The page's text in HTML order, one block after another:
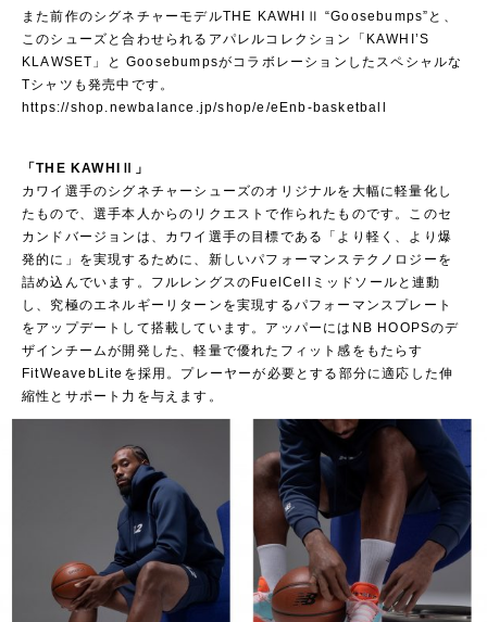
また前作のシグネチャーモデルTHE KAWHIⅡ “Goosebumps”と、
このシューズと合わせられるアパレルコレクション「KAWHI’S
KLAWSET」と Goosebumpsがコラボレーションしたスペシャルな
Tシャツも発売中です。
https://shop.newbalance.jp/shop/e/eEnb-basketball
「THE KAWHIⅡ」
カワイ選手のシグネチャーシューズのオリジナルを大幅に軽量化し
たもので、選手本人からのリクエストで作られたものです。このセ
カンドバージョンは、カワイ選手の目標である「より軽く、より爆
発的に」を実現するために、新しいパフォーマンステクノロジーを
詰め込んでいます。フルレングスのFuelCellミッドソールと連動
し、究極のエネルギーリターンを実現するパフォーマンスプレート
をアップデートして搭載しています。アッパーにはNB HOOPSのデ
ザインチームが開発した、軽量で優れたフィット感をもたらす
FitWeavebLiteを採用。プレーヤーが必要とする部分に適応した伸
縮性とサポート力を与えます。